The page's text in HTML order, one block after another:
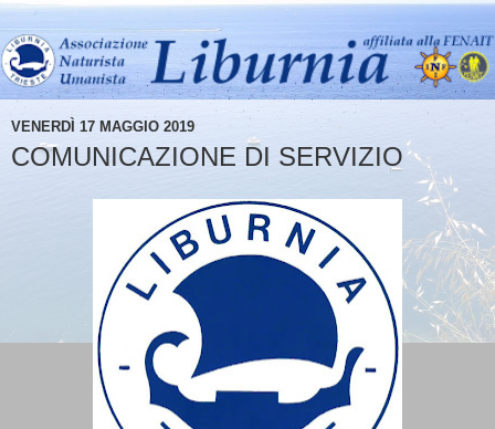
VENERDÌ 17 MAGGIO 2019
COMUNICAZIONE DI SERVIZIO